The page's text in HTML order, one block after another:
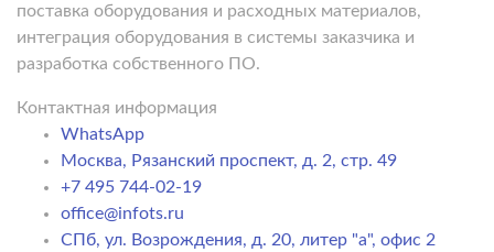
поставка оборудования и расходных материалов,
интеграция оборудования в системы заказчика и
разработка собственного ПО.
Контактная информация
WhatsApp
Москва, Рязанский проспект, д. 2, стр. 49
+7 495 744-02-19
office@infots.ru
СПб, ул. Возрождения, д. 20, литер "a", офис 2